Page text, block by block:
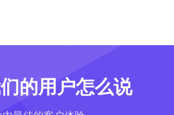
的用户怎么说